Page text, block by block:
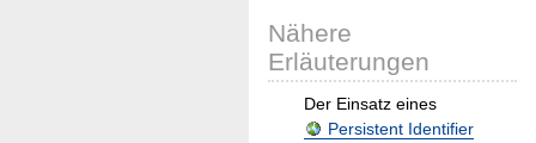
Nähere
Erläuterungen
Der Einsatz eines
Persistent Identifier